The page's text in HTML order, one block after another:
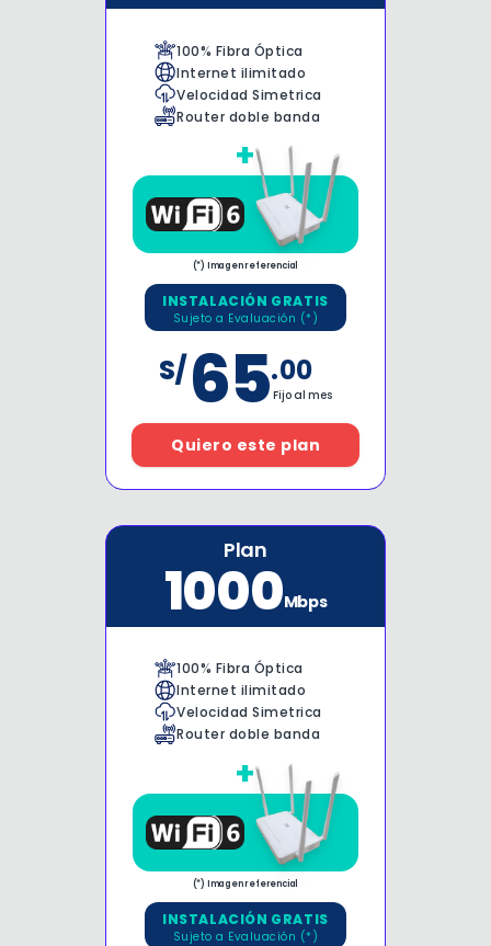
100% Fibra Óptica
Internet ilimitado
Velocidad Simetrica
Router doble banda
+
(*) Imagen referencial
INSTALACIÓN GRATIS
Sujeto a Evaluación (*)
S/ 65.00
Fijo al mes
Quiero este plan
Plan
1000Mbps
100% Fibra Óptica
Internet ilimitado
Velocidad Simetrica
Router doble banda
+
(*) Imagen referencial
INSTALACIÓN GRATIS
Sujeto a Evaluación (*)